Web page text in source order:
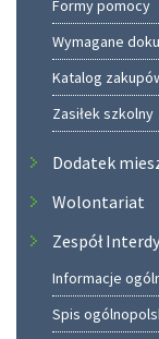
Formy pomocy
Wymagane
Katalog
Zasiłek szkolny
Dodatek
Wolontariat
Zespół
Informacje
Spis